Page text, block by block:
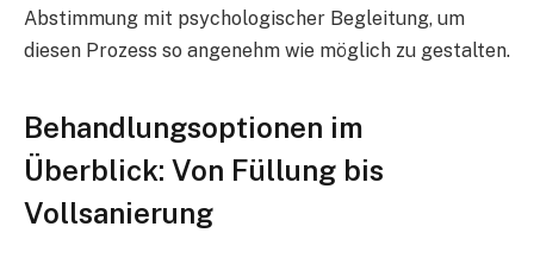
Abstimmung mit psychologischer Begleitung, um
diesen Prozess so angenehm wie möglich zu gestalten.
Behandlungsoptionen im
Überblick: Von Füllung bis
Vollsanierung